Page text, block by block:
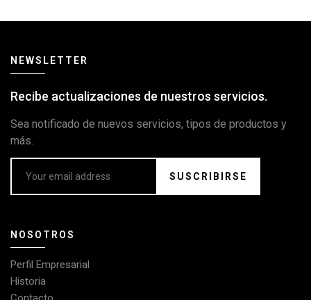
NEWSLETTER
Recibe actualizaciones de nuestros servicios.
Sea notificado de nuevos servicios, tipos de productos y
más.
SUSCRIBIRSE
NOSOTROS
Perfil Empresarial
Historia